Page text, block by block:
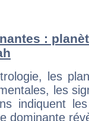
:
les
les
indiquent
dominante